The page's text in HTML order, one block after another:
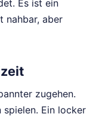
Es ist ein
nahbar, aber
zugehen.
Ein locker